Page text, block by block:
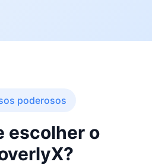
poderosos
escolher o